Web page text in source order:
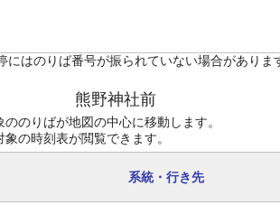
はのりば番号が振られていない場合がありま
熊野神社前
のりばが地図の中心に移動します。
の時刻表が閲覧できます。
系統・行き先